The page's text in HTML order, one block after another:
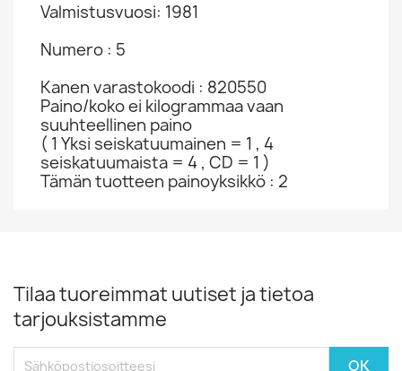
Valmistusvuosi: 1981
Numero : 5
Kanen varastokoodi : 820550
Paino/koko ei kilogrammaa vaan
suuhteellinen paino
( 1 Yksi seiskatuumainen = 1 , 4
seiskatuumaista = 4 , CD = 1 )
Tämän tuotteen painoyksikkö : 2
Tilaa tuoreimmat uutiset ja tietoa
tarjouksistamme